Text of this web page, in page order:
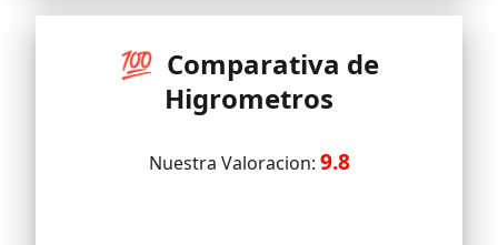
💯 Comparativa de
Higrometros
Nuestra Valoracion: 9.8